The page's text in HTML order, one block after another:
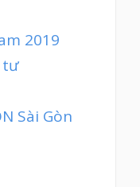
2019
tư
Sài Gòn